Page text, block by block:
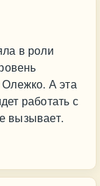
в роли
Олежко. А эта
работать с
вызывает.